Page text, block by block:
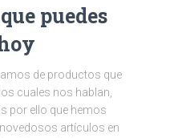
puedes
de productos que
cuales nos hablan,
por ello que hemos
artículos en